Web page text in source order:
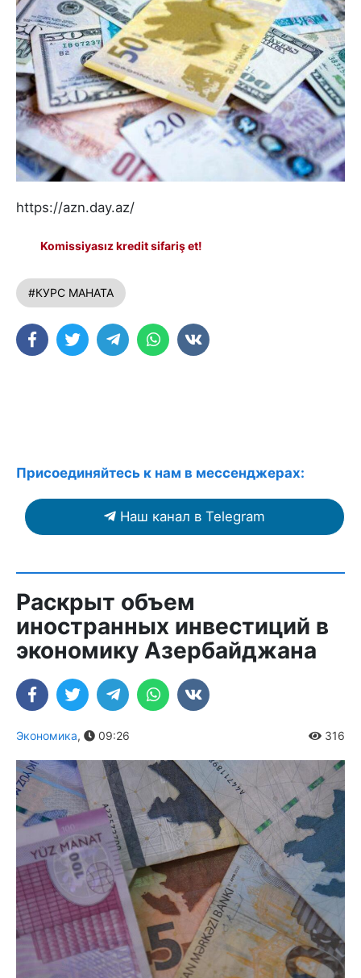
https://azn.day.az/
Komissiyasız kredit sifariş et!
#КУРС МАНАТА
Присоединяйтесь к нам в мессенджерах:
Наш канал в Telegram
Раскрыт объем
иностранных инвестиций в
экономику Азербайджана
Экономика, 09:26 316